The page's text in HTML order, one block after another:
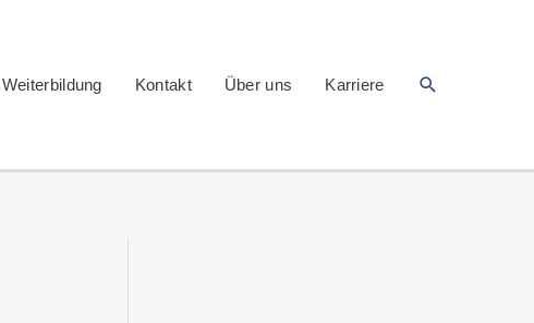
Kontakt Über uns Karriere Suchen